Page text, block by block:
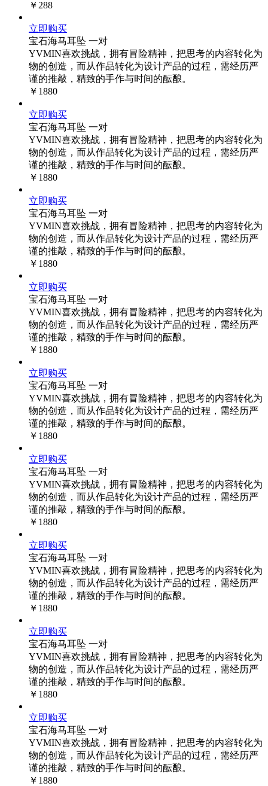
￥288
立即购买
宝石海马耳坠 一对
YVMIN喜欢挑战，拥有冒险精神，把思考的内容转化为
物的创造，而从作品转化为设计产品的过程，需经历严
谨的推敲，精致的手作与时间的酝酿。
￥1880
立即购买
宝石海马耳坠 一对
YVMIN喜欢挑战，拥有冒险精神，把思考的内容转化为
物的创造，而从作品转化为设计产品的过程，需经历严
谨的推敲，精致的手作与时间的酝酿。
￥1880
立即购买
宝石海马耳坠 一对
YVMIN喜欢挑战，拥有冒险精神，把思考的内容转化为
物的创造，而从作品转化为设计产品的过程，需经历严
谨的推敲，精致的手作与时间的酝酿。
￥1880
立即购买
宝石海马耳坠 一对
YVMIN喜欢挑战，拥有冒险精神，把思考的内容转化为
物的创造，而从作品转化为设计产品的过程，需经历严
谨的推敲，精致的手作与时间的酝酿。
￥1880
立即购买
宝石海马耳坠 一对
YVMIN喜欢挑战，拥有冒险精神，把思考的内容转化为
物的创造，而从作品转化为设计产品的过程，需经历严
谨的推敲，精致的手作与时间的酝酿。
￥1880
立即购买
宝石海马耳坠 一对
YVMIN喜欢挑战，拥有冒险精神，把思考的内容转化为
物的创造，而从作品转化为设计产品的过程，需经历严
谨的推敲，精致的手作与时间的酝酿。
￥1880
立即购买
宝石海马耳坠 一对
YVMIN喜欢挑战，拥有冒险精神，把思考的内容转化为
物的创造，而从作品转化为设计产品的过程，需经历严
谨的推敲，精致的手作与时间的酝酿。
￥1880
立即购买
宝石海马耳坠 一对
YVMIN喜欢挑战，拥有冒险精神，把思考的内容转化为
物的创造，而从作品转化为设计产品的过程，需经历严
谨的推敲，精致的手作与时间的酝酿。
￥1880
立即购买
宝石海马耳坠 一对
YVMIN喜欢挑战，拥有冒险精神，把思考的内容转化为
物的创造，而从作品转化为设计产品的过程，需经历严
谨的推敲，精致的手作与时间的酝酿。
￥1880